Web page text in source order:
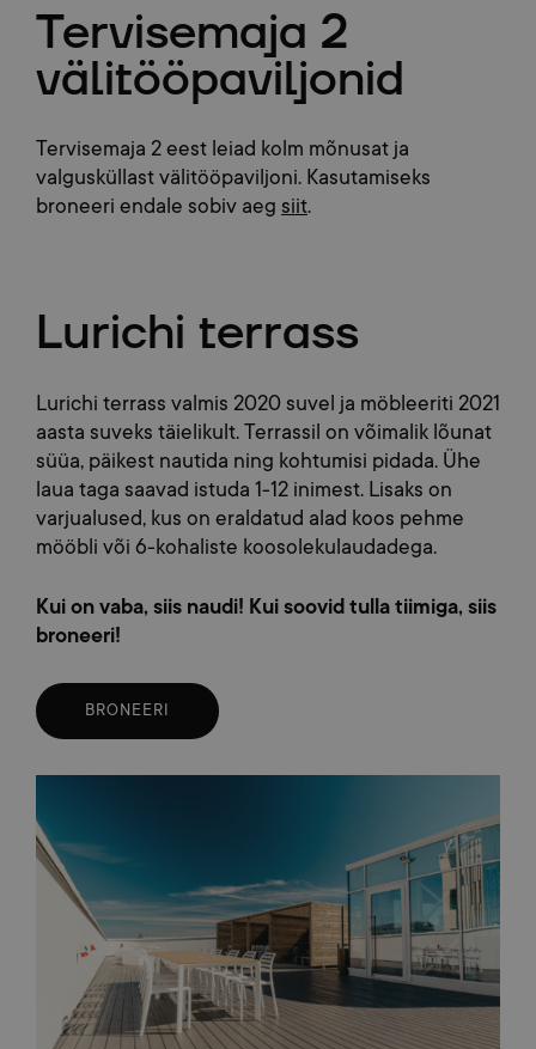
Tervisemaja 2
välitööpaviljonid
Tervisemaja 2 eest leiad kolm mõnusat ja
valgusküllast välitööpaviljoni. Kasutamiseks
broneeri endale sobiv aeg siit.
Lurichi terrass
Lurichi terrass valmis 2020 suvel ja möbleeriti 2021
aasta suveks täielikult. Terrassil on võimalik lõunat
süüa, päikest nautida ning kohtumisi pidada. Ühe
laua taga saavad istuda 1-12 inimest. Lisaks on
varjualused, kus on eraldatud alad koos pehme
mööbli või 6-kohaliste koosolekulaudadega.
Kui on vaba, siis naudi! Kui soovid tulla tiimiga, siis
broneeri!
BRONEERI